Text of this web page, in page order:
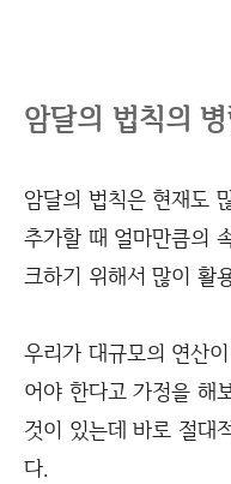
암달의 법칙의
암달의 법칙은 현재도
추가할 때 얼마만큼의
크하기 위해서 많이 활
우리가 대규모의 연산
어야 한다고 가정을 해
것이 있는데 바로 절대
다.